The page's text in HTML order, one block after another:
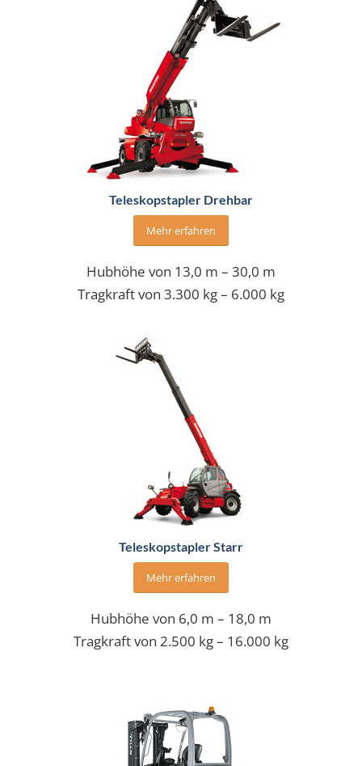
Teleskopstapler Drehbar
Mehr erfahren
Hubhöhe von 13,0 m – 30,0 m
Tragkraft von 3.300 kg – 6.000 kg
Teleskopstapler Starr
Mehr erfahren
Hubhöhe von 6,0 m – 18,0 m
Tragkraft von 2.500 kg – 16.000 kg